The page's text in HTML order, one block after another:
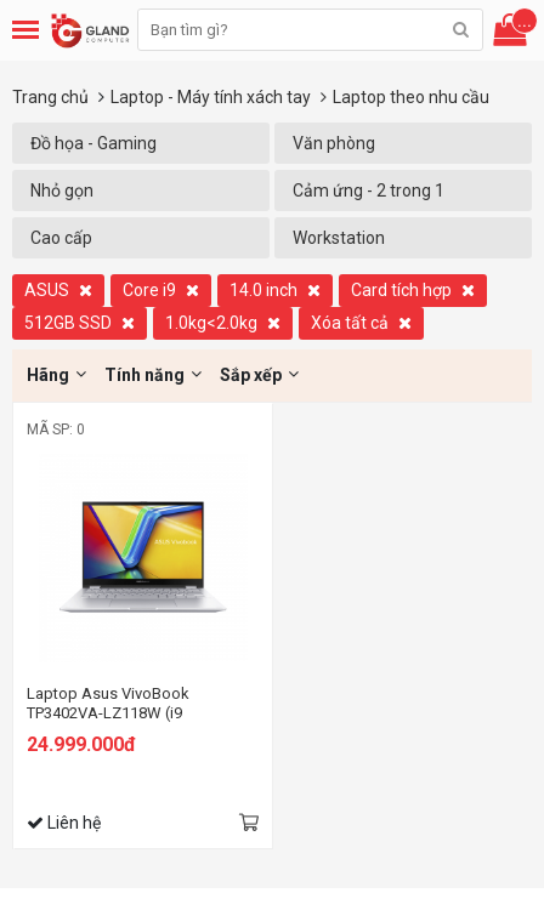
...
Trang chủ Laptop - Máy tính xách tay Laptop theo nhu cầu
Đồ họa - Gaming Văn phòng
Nhỏ gọn Cảm ứng - 2 trong 1
Cao cấp Workstation
ASUS Core i9 14.0 inch
Card tích hợp
512GB SSD
1.0kg<2.0kg Xóa tất cả
Hãng Tính năng Sắp xếp
MÃ SP: 0
Laptop Asus VivoBook
TP3402VA-LZ118W (i9
SSD/14 Cảm ứng/Win11/Bạc)
24.999.000đ
Liên hệ